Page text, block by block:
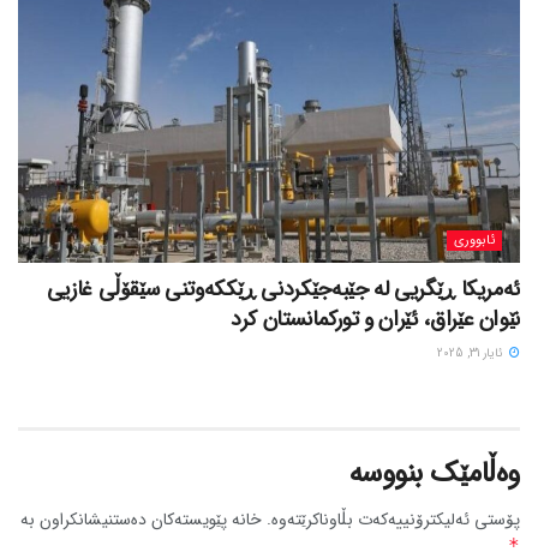
ئابووری
ئەمریکا ڕێگریی لە جێبەجێکردنی ڕێککەوتنی سێقۆڵی غازیی
نێوان عێراق، ئێران و تورکمانستان کرد
ئایار 31, 2025
وەڵامێک بنووسە
پۆستی ئەلیکترۆنییەکەت بڵاوناکرێتەوە. خانە پێویستەکان دەستنیشانکراون بە
*